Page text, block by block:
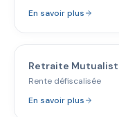
En savoir plus
Retraite
Rente défiscalisée
En savoir plus